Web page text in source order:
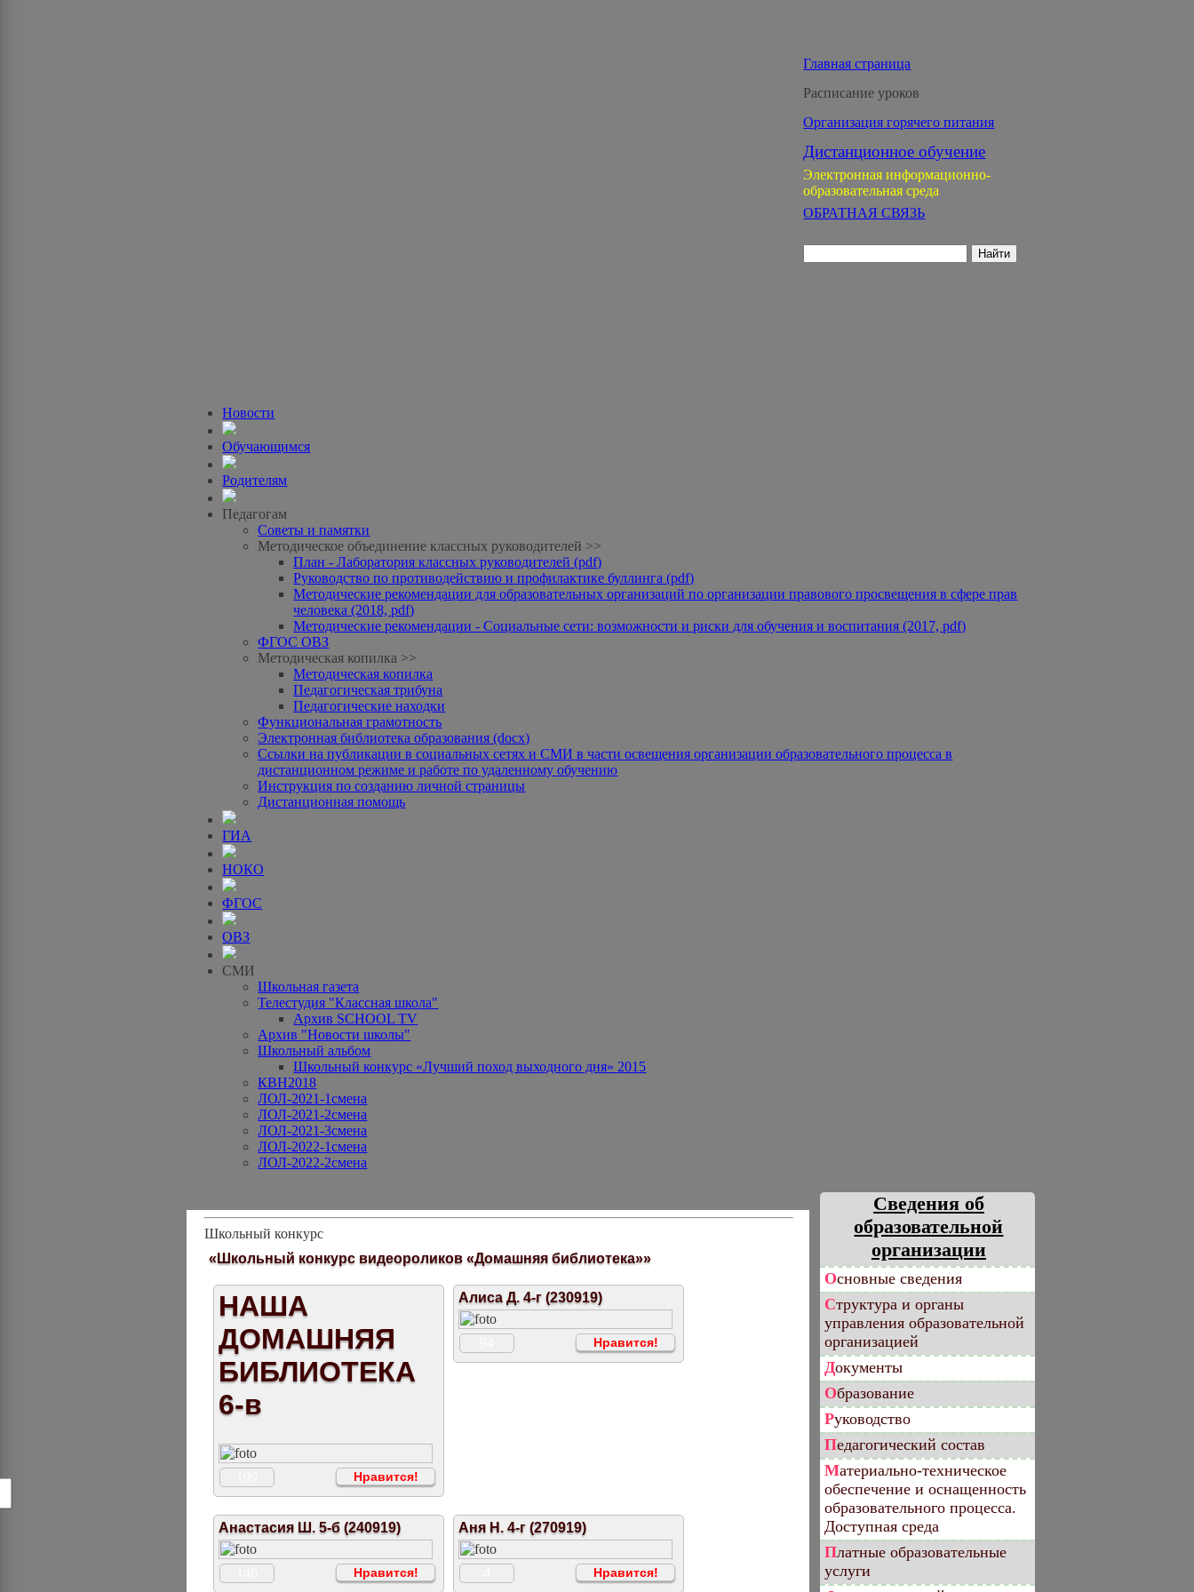
Главная страница
Расписание уроков
Организация горячего питания
Дистанционное обучение
Электронная информационно-
образовательная среда
ОБРАТНАЯ СВЯЗЬ
Новости
Обучающимся
Родителям
Педагогам
Советы и памятки
Методическое объединение классных руководителей >>
План - Лаборатория классных руководителей (pdf)
Руководство по противодействию и профилактике буллинга (pdf)
Методические рекомендации для образовательных организаций по организации правового просвещения в сфере прав
человека (2018, pdf)
Методические рекомендации - Социальные сети: возможности и риски для обучения и воспитания (2017, pdf)
ФГОС ОВЗ
Методическая копилка >>
Методическая копилка
Педагогическая трибуна
Педагогические находки
Функциональная грамотность
Электронная библиотека образования (docx)
Ссылки на публикации в социальных сетях и СМИ в части освещения организации образовательного процесса в
дистанционном режиме и работе по удаленному обучению
Инструкция по созданию личной страницы
Дистанционная помощь
ГИА
НОКО
ФГОС
ОВЗ
СМИ
Школьная газета
Телестудия "Классная школа"
Архив SCHOOL TV
Архив "Новости школы"
Школьный альбом
Школьный конкурс «Лучший поход выходного дня» 2015
КВН2018
ЛОЛ-2021-1смена
ЛОЛ-2021-2смена
ЛОЛ-2021-3смена
ЛОЛ-2022-1смена
ЛОЛ-2022-2смена
Школьный конкурс
«Школьный конкурс видеороликов «Домашняя библиотека»»
НАША
ДОМАШНЯЯ
БИБЛИОТЕКА
6-в
Нравится!
Алиса Д. 4-г (230919)
Нравится!
Анастасия Ш. 5-б (240919)
Нравится!
Аня Н. 4-г (270919)
Нравится!
Сведения об
образовательной
организации
Основные сведения
Структура и органы
управления образовательной
организацией
Документы
Образование
Руководство
Педагогический состав
Материально-техническое
обеспечение и оснащенность
образовательного процесса.
Доступная среда
Платные образовательные
услуги